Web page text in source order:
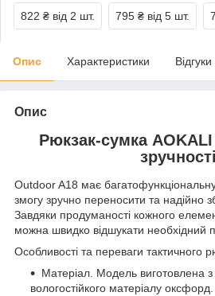
822 ₴ від 2 шт. 795 ₴ від 5 шт.
Опис Характеристики
Опис
Рюкзак-сумка
зручності
Outdoor A18 має
змогу зручно переносити та надійно
Завдяки продуманості кожного
можна швидко відшукати необхідний
Особливості та переваги тактичного
Матеріал. Модель виготовлена з
вологостійкого матеріалу оксфорд.